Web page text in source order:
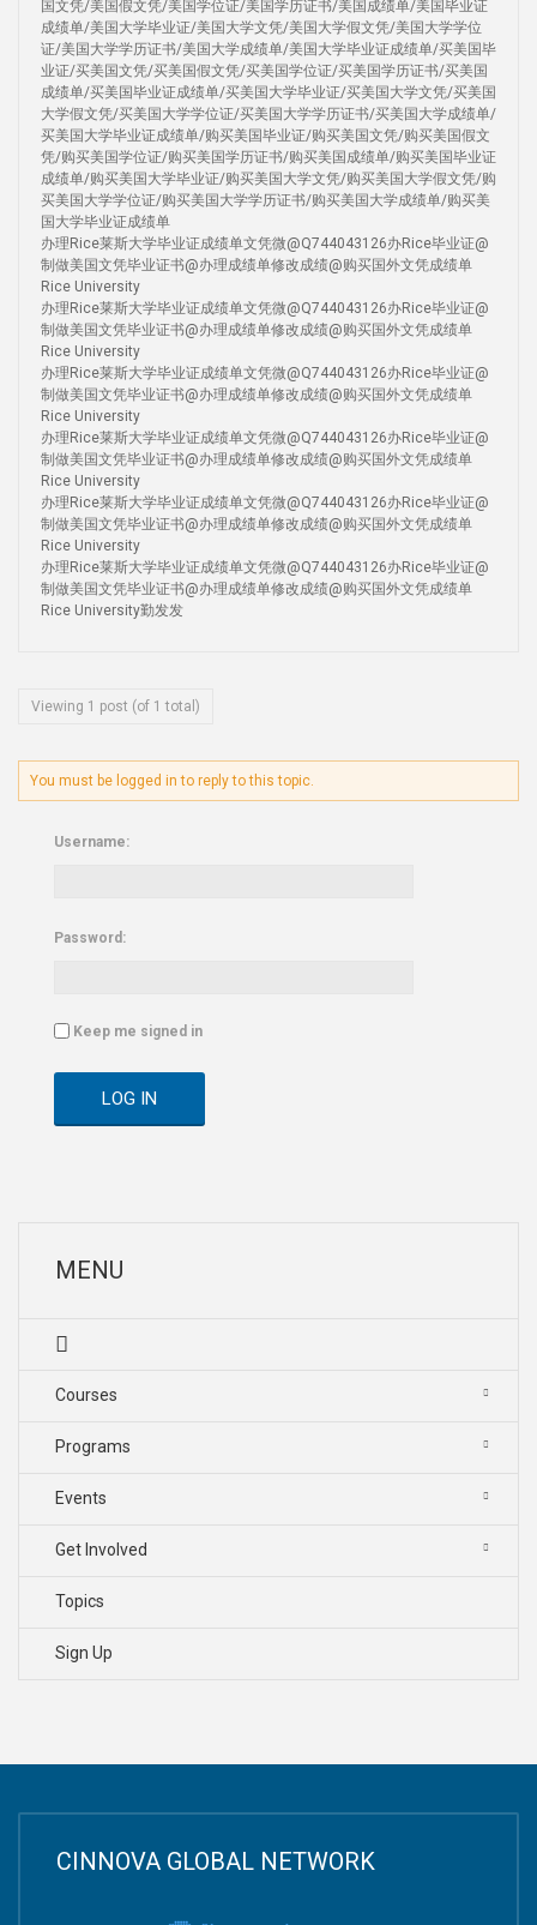
国文凭/美国假文凭/美国学位证/美国学历证书/美国成绩单/美国毕业证
成绩单/美国大学毕业证/美国大学文凭/美国大学假文凭/美国大学学位
证/美国大学学历证书/美国大学成绩单/美国大学毕业证成绩单/买美国毕
业证/买美国文凭/买美国假文凭/买美国学位证/买美国学历证书/买美国
成绩单/买美国毕业证成绩单/买美国大学毕业证/买美国大学文凭/买美国
大学假文凭/买美国大学学位证/买美国大学学历证书/买美国大学成绩单/
买美国大学毕业证成绩单/购买美国毕业证/购买美国文凭/购买美国假文
凭/购买美国学位证/购买美国学历证书/购买美国成绩单/购买美国毕业证
成绩单/购买美国大学毕业证/购买美国大学文凭/购买美国大学假文凭/购
买美国大学学位证/购买美国大学学历证书/购买美国大学成绩单/购买美
国大学毕业证成绩单
办理Rice莱斯大学毕业证成绩单文凭微@Q744043126办Rice毕业证@
制做美国文凭毕业证书@办理成绩单修改成绩@购买国外文凭成绩单
Rice University
办理Rice莱斯大学毕业证成绩单文凭微@Q744043126办Rice毕业证@
制做美国文凭毕业证书@办理成绩单修改成绩@购买国外文凭成绩单
Rice University
办理Rice莱斯大学毕业证成绩单文凭微@Q744043126办Rice毕业证@
制做美国文凭毕业证书@办理成绩单修改成绩@购买国外文凭成绩单
Rice University
办理Rice莱斯大学毕业证成绩单文凭微@Q744043126办Rice毕业证@
制做美国文凭毕业证书@办理成绩单修改成绩@购买国外文凭成绩单
Rice University
办理Rice莱斯大学毕业证成绩单文凭微@Q744043126办Rice毕业证@
制做美国文凭毕业证书@办理成绩单修改成绩@购买国外文凭成绩单
Rice University
办理Rice莱斯大学毕业证成绩单文凭微@Q744043126办Rice毕业证@
制做美国文凭毕业证书@办理成绩单修改成绩@购买国外文凭成绩单
Rice University勤发发
Viewing 1 post (of 1 total)
You must be logged in to reply to this topic.
Username:
Password:
Keep me signed in
LOG IN
MENU
Courses
Programs
Events
Get Involved
Topics
Sign Up
CINNOVA GLOBAL NETWORK